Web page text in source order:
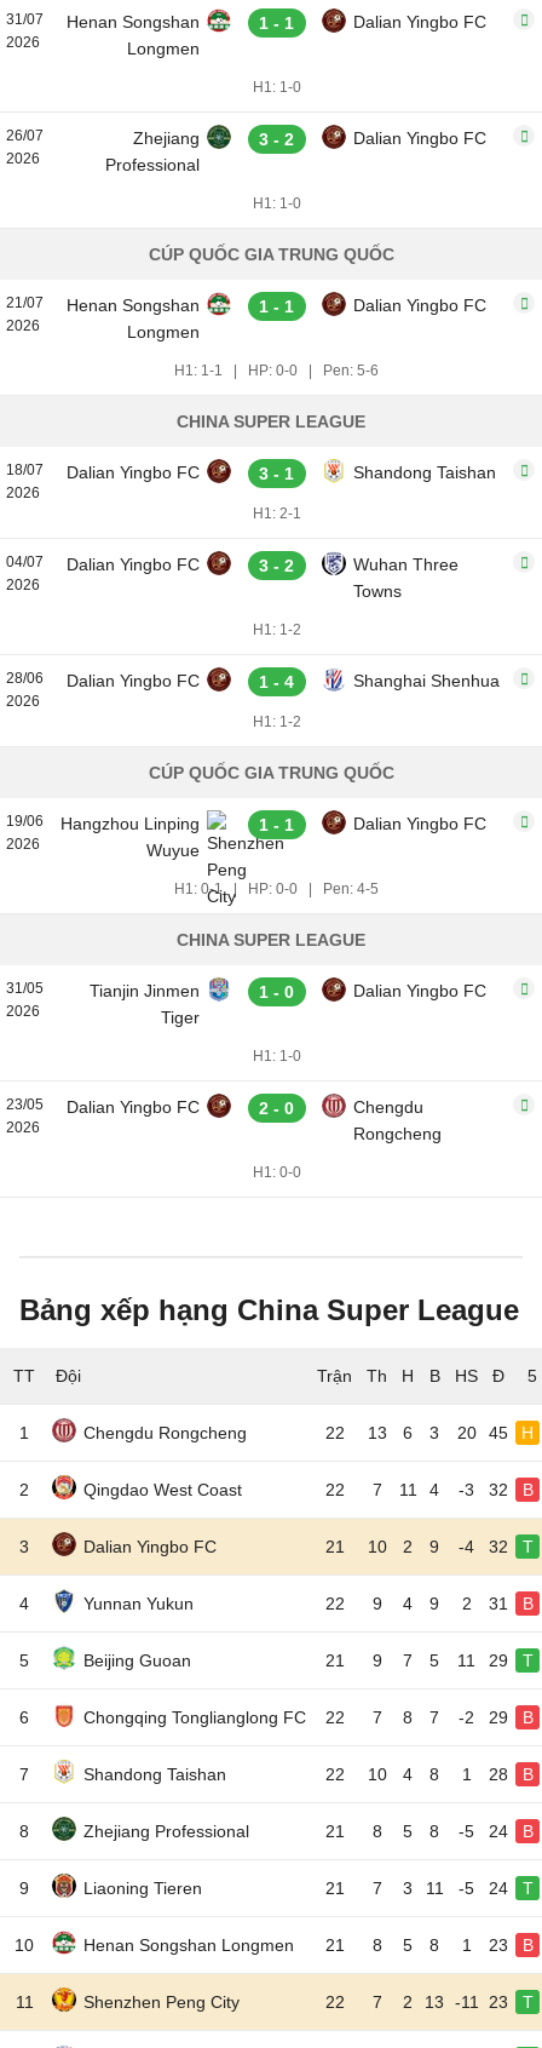
31/07
2026
Henan Songshan
Longmen
1 - 1 Dalian Yingbo FC
H1: 1-0
26/07
2026
Zhejiang
Professional
3 - 2 Dalian Yingbo FC
H1: 1-0
CÚP QUỐC GIA TRUNG QUỐC
21/07
2026
Henan Songshan
Longmen
1 - 1 Dalian Yingbo FC
H1: 1-1 HP: 0-0 Pen: 5-6
CHINA SUPER LEAGUE
18/07
2026
Dalian Yingbo FC 3 - 1 Shandong Taishan
H1: 2-1
04/07
2026
Dalian Yingbo FC 3 - 2
Wuhan Three
Towns
H1: 1-2
28/06
2026
Dalian Yingbo FC 1 - 4 Shanghai Shenhua
H1: 1-2
CÚP QUỐC GIA TRUNG QUỐC
19/06
2026
Hangzhou Linping
Wuyue
1 - 1 Dalian Yingbo FC
H1: 0-1 HP: 0-0 Pen: 4-5
CHINA SUPER LEAGUE
31/05
2026
Tianjin Jinmen
Tiger
1 - 0 Dalian Yingbo FC
H1: 1-0
23/05
2026
Dalian Yingbo FC 2 - 0
Chengdu
Rongcheng
H1: 0-0
Bảng xếp hạng China Super League
TT Đội 5
1 Chengdu Rongcheng 22 13 6 3 20 45 H
2 Qingdao West Coast 22 7 11 4 -3 32 B
3 Dalian Yingbo FC 21 10 2 9 -4 32 T
4 Yunnan Yukun 22 9 4 9 2 31 B
5 Beijing Guoan 21 9 7 5 11 29 T
6 Chongqing Tonglianglong FC 22 7 8 7 -2 29 B
7 Shandong Taishan 22 10 4 8 1 28 B
8 Zhejiang Professional 21 8 5 8 -5 24 B
9 Liaoning Tieren 21 7 3 11 -5 24 T
10 Henan Songshan Longmen 21 8 5 8 1 23 B
11 Shenzhen Peng City 22 7 2 13 -11 23 T